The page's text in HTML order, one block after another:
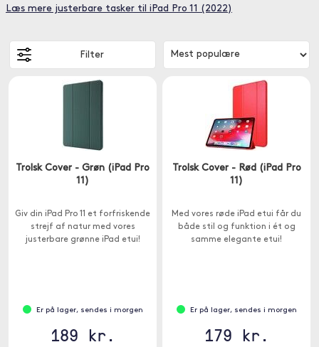
Læs mere justerbare tasker til iPad Pro 11 (2022)
Filter
Trolsk Cover - Grøn (iPad Pro
11)
Giv din iPad Pro 11 et forfriskende
strejf af natur med vores
justerbare grønne iPad etui!
Er på lager, sendes i morgen
189 kr.
Trolsk Cover - Rød (iPad Pro
11)
Med vores røde iPad etui får du
både stil og funktion i ét og
samme elegante etui!
Er på lager, sendes i morgen
179 kr.